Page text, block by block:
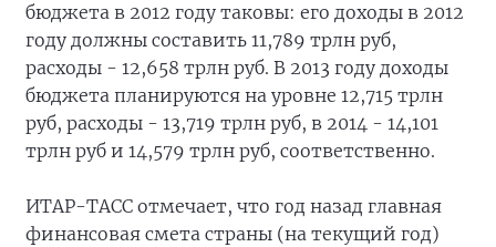
бюджета в 2012 году таковы: его доходы в 2012
году должны составить 11,789 трлн руб,
расходы - 12,658 трлн руб. В 2013 году доходы
бюджета планируются на уровне 12,715 трлн
руб, расходы - 13,719 трлн руб, в 2014 - 14,101
трлн руб и 14,579 трлн руб, соответственно.
ИТАР-ТАСС отмечает, что год назад главная
финансовая смета страны (на текущий год)